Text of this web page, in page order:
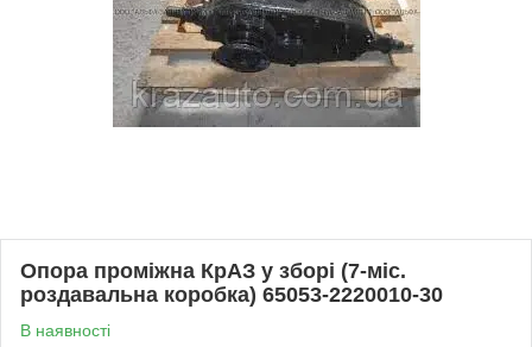
Опора проміжна КрАЗ у зборі (7-міс.
роздавальна коробка) 65053-2220010-30
В наявності